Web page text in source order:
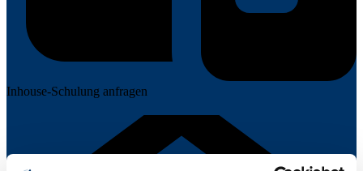
Inhouse-Schulung anfragen